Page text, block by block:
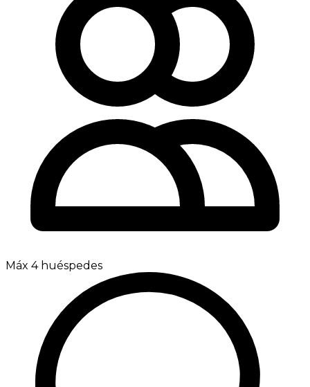
Máx 4 huéspedes